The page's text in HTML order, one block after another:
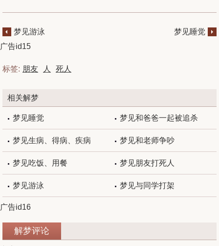
梦见游泳
梦见睡觉
广告id15
标签: 朋友 人 死人
相关解梦
梦见睡觉 梦见和爸爸一起被追杀
梦见生病、得病、疾病 梦见和老师争吵
梦见吃饭、用餐 梦见朋友打死人
梦见游泳 梦见与同学打架
广告id16
解梦评论